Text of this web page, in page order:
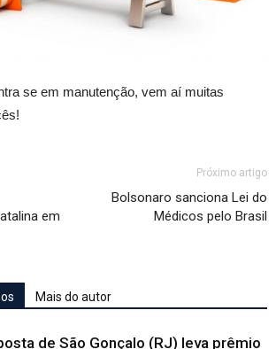
se em manutenção, vem aí muitas
em
Próximo artigo
Bolsonaro sanciona Lei do
Médicos pelo Brasil
Mais do autor
de São Gonçalo (RJ) leva prêmio